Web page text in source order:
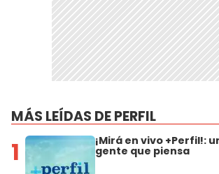
MÁS LEÍDAS DE PERFIL
1 ¡Mirá en vivo +Perfil!:
gente que piensa